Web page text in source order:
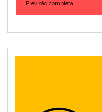
Previsão completa